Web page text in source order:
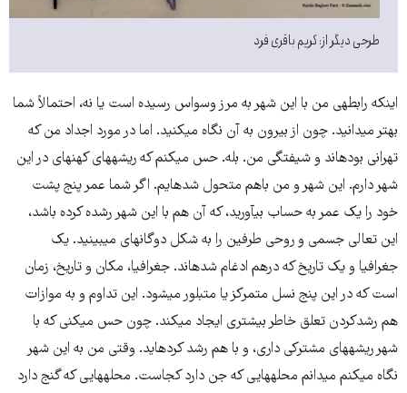
طرحی دیگر از: کریم باقری فرد
اینکه رابطه​ی من با این شهر به مرز وسواس رسیده است یا نه، احتمالاً شما
بهتر می​دانید. چون از بیرون به آن نگاه می​کنید. اما در مورد اجداد من که
تهرانی بوده​اند و شیفتگی من. بله. حس می​کنم که ریشه​های کهنه​ای در این
شهر دارم. این شهر و من باهم متحول شده​ایم. اگر شما عمر پنج پشت
خود را یک عمر به حساب بیآورید، که آن هم با این شهر رشده کرده باشد،
این تعالی جسمی و روحی طرفین را به شکل دوگانه​ای می​بینید. یک
جغرافیا و یک تاریخ که درهم ادغام شده​اند. جغرافیا، مکان و تاریخ، زمان
است که در این پنج نسل متمرکز یا متبلور می​شود. این تداوم و به موازات
هم رشدکردن تعلق خاطر بیشتری ایجاد می​کند. چون حس می​کنی که با
شهر ریشه​های مشترکی داری، و با هم رشد کرده​اید. وقتی من به این شهر
نگاه می​کنم می​دانم محله​هایی که جن دارد کجاست. محله​هایی که گنج دارد